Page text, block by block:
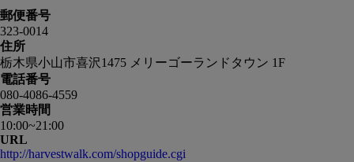
郵便番号
323-0014
住所
栃木県小山市喜沢1475 メリーゴーランドタウン 1F
電話番号
080-4086-4559
営業時間
10:00~21:00
URL
http://harvestwalk.com/shopguide.cgi